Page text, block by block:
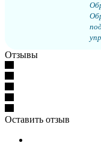
Отзывы
Оставить отзыв